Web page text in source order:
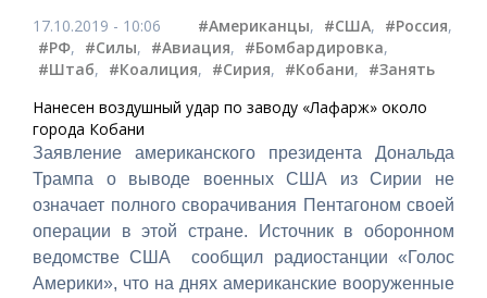
17.10.2019 - 10:06 #Американцы, #США, #Россия,
#РФ, #Силы, #Авиация, #Бомбардировка,
#Штаб, #Коалиция, #Сирия, #Кобани, #Занять
Нанесен воздушный удар по заводу «Лафарж» около
города Кобани
Заявление американского президента Дональда
Трампа о выводе военных США из Сирии не
означает полного сворачивания Пентагоном своей
операции в этой стране. Источник в оборонном
ведомстве США сообщил радиостанции «Голос
Америки», что на днях американские вооруженные